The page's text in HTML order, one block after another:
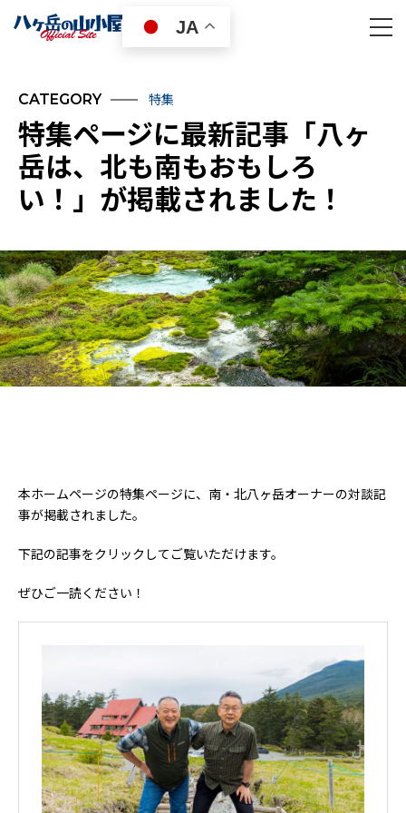
JA
CATEGORY 特集
特集ページに最新記事「八ヶ
岳は、北も南もおもしろ
い！」が掲載されました！
本ホームページの特集ページに、南・北八ヶ岳オーナーの対談記
事が掲載されました。
下記の記事をクリックしてご覧いただけます。
ぜひご一読ください！